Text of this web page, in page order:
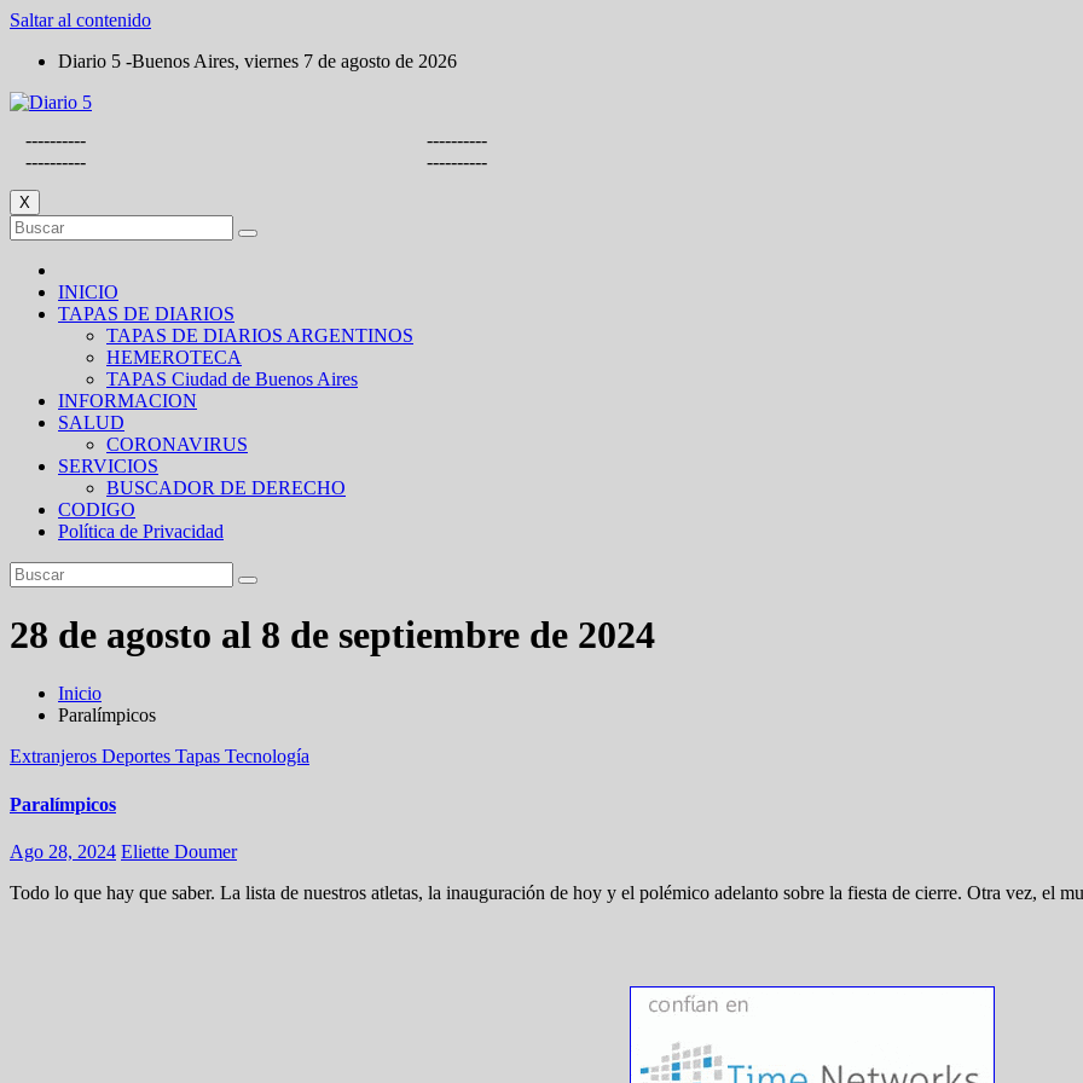
Saltar al contenido
Diario 5 -Buenos Aires, viernes 7 de agosto de 2026
----------
----------
----------
----------
X
INICIO
TAPAS DE DIARIOS
TAPAS DE DIARIOS ARGENTINOS
HEMEROTECA
TAPAS Ciudad de Buenos Aires
INFORMACION
SALUD
CORONAVIRUS
SERVICIOS
BUSCADOR DE DERECHO
CODIGO
Política de Privacidad
28 de agosto al 8 de septiembre de 2024
Inicio
Paralímpicos
Extranjeros Deportes Tapas Tecnología
Paralímpicos
Ago 28, 2024 Eliette Doumer
Todo lo que hay que saber. La lista de nuestros atletas, la inauguración de hoy y el polémico adelanto sobre la fiesta de cierre. Otra vez, el